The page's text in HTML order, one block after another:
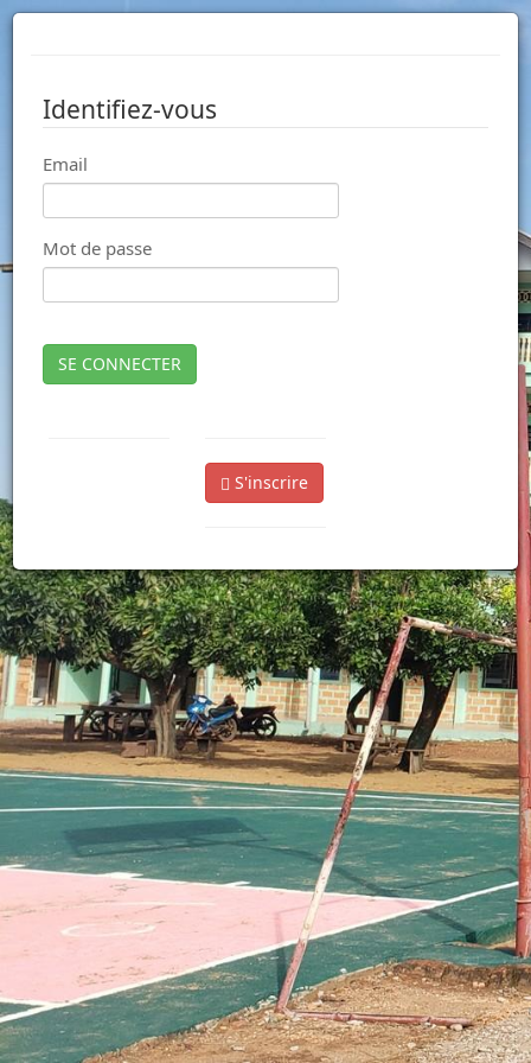
Identifiez-vous
Email
Mot de passe
SE CONNECTER
S'inscrire